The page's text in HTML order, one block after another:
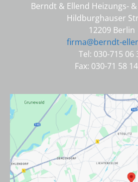
Berndt & Ellend Heizungs-
Hildburghauser
12209 Berlin
firma@berndt-
Tel: 030-715 06
Fax: 030-71 58